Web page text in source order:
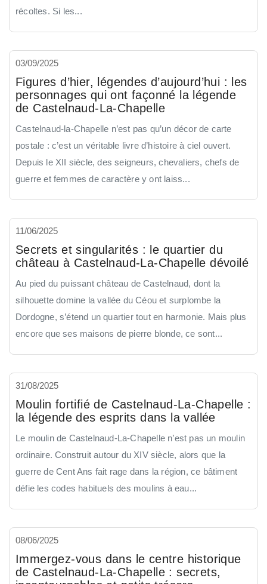
récoltes. Si les...
03/09/2025
Figures d’hier, légendes d’aujourd’hui : les
personnages qui ont façonné la légende
de Castelnaud-La-Chapelle
Castelnaud-la-Chapelle n’est pas qu’un décor de carte
postale : c’est un véritable livre d’histoire à ciel ouvert.
Depuis le XII siècle, des seigneurs, chevaliers, chefs de
guerre et femmes de caractère y ont laiss...
11/06/2025
Secrets et singularités : le quartier du
château à Castelnaud-La-Chapelle dévoilé
Au pied du puissant château de Castelnaud, dont la
silhouette domine la vallée du Céou et surplombe la
Dordogne, s’étend un quartier tout en harmonie. Mais plus
encore que ses maisons de pierre blonde, ce sont...
31/08/2025
Moulin fortifié de Castelnaud-La-Chapelle :
la légende des esprits dans la vallée
Le moulin de Castelnaud-La-Chapelle n’est pas un moulin
ordinaire. Construit autour du XIV siècle, alors que la
guerre de Cent Ans fait rage dans la région, ce bâtiment
défie les codes habituels des moulins à eau...
08/06/2025
Immergez-vous dans le centre historique
de Castelnaud-La-Chapelle : secrets,